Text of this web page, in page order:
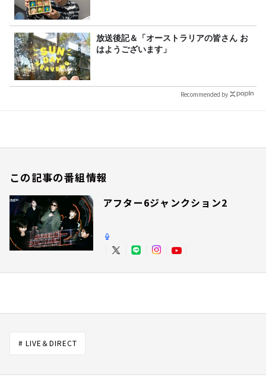
放送後記＆「オーストラリアの皆さん お
はようございます」
Recommended by
この記事の番組情報
アフター6ジャンクション2
# LIVE＆DIRECT